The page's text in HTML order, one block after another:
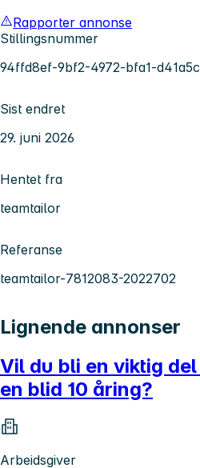
Rapporter annonse
Stillingsnummer
94ffd8ef-9bf2-4972-bfa1-
Sist endret
29. juni 2026
Hentet fra
teamtailor
Referanse
teamtailor-7812083-2022702
Lignende annonser
Vil du bli en viktig
en blid 10 åring?
Arbeidsgiver